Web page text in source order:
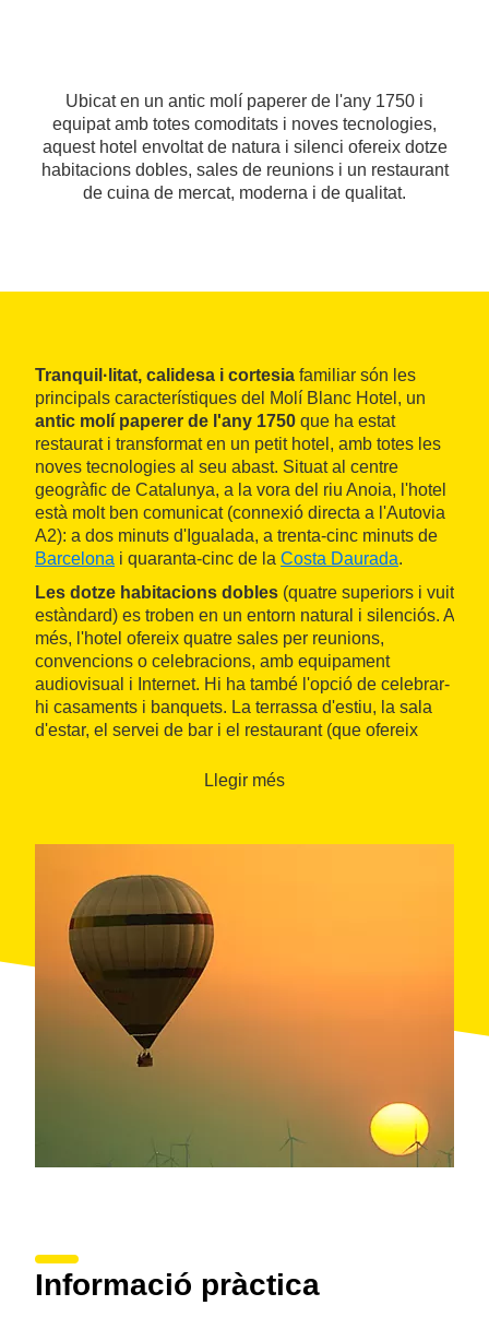
Ubicat en un antic molí paperer de l'any 1750 i
equipat amb totes comoditats i noves tecnologies,
aquest hotel envoltat de natura i silenci ofereix dotze
habitacions dobles, sales de reunions i un restaurant
de cuina de mercat, moderna i de qualitat.
Tranquil·litat, calidesa i cortesia familiar són les
principals característiques del Molí Blanc Hotel, un
antic molí paperer de l'any 1750 que ha estat
restaurat i transformat en un petit hotel, amb totes les
noves tecnologies al seu abast. Situat al centre
geogràfic de Catalunya, a la vora del riu Anoia, l'hotel
està molt ben comunicat (connexió directa a l'Autovia
A2): a dos minuts d'Igualada, a trenta-cinc minuts de
Barcelona i quaranta-cinc de la Costa Daurada.
Les dotze habitacions dobles (quatre superiors i vuit
estàndard) es troben en un entorn natural i silenciós. A
més, l'hotel ofereix quatre sales per reunions,
convencions o celebracions, amb equipament
audiovisual i Internet. Hi ha també l'opció de celebrar-
hi casaments i banquets. La terrassa d'estiu, la sala
d'estar, el servei de bar i el restaurant (que ofereix
serveis que ofereix un hotel que es caracteritza
Llegir més
Informació pràctica